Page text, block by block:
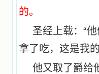
的。
圣经上载：“
拿了吃，这是我
他又取了爵给